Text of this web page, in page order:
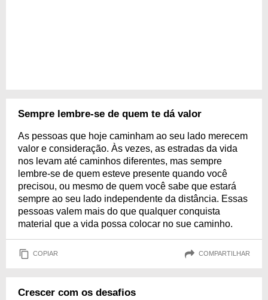
Sempre lembre-se de quem te dá valor
As pessoas que hoje caminham ao seu lado merecem
valor e consideração. Às vezes, as estradas da vida
nos levam até caminhos diferentes, mas sempre
lembre-se de quem esteve presente quando você
precisou, ou mesmo de quem você sabe que estará
sempre ao seu lado independente da distância. Essas
pessoas valem mais do que qualquer conquista
material que a vida possa colocar no sue caminho.
COPIAR COMPARTILHAR
Crescer com os desafios